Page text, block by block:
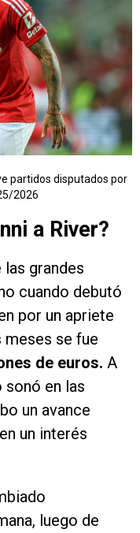
partidos disputados por
2026
a River?
las grandes
cuando debutó
por un apriete
meses se fue
de euros. A
sonó en las
un avance
un interés
luego de